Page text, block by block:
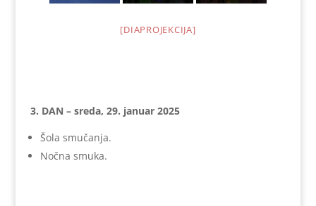
[DIAPROJEKCIJA]
3. DAN – sreda, 29. januar 2025
Šola smučanja.
Nočna smuka.